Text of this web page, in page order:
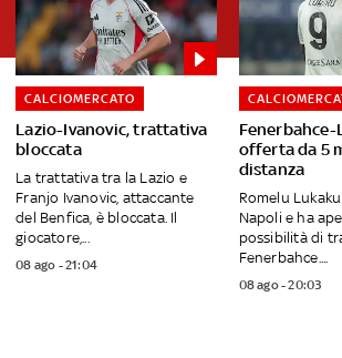
Lazio-Ivanovic, trattativa
bloccata
CALCIOMERCATO
La trattativa tra la Lazio e
Franjo Ivanovic, attaccante
del Benfica, è bloccata. Il
giocatore,...
08 ago - 21:04
Fenerbahce-
offerta da 5
distanza
Romelu
Napoli e ha
possibilità di
Fenerbahce....
08 ago - 20:03